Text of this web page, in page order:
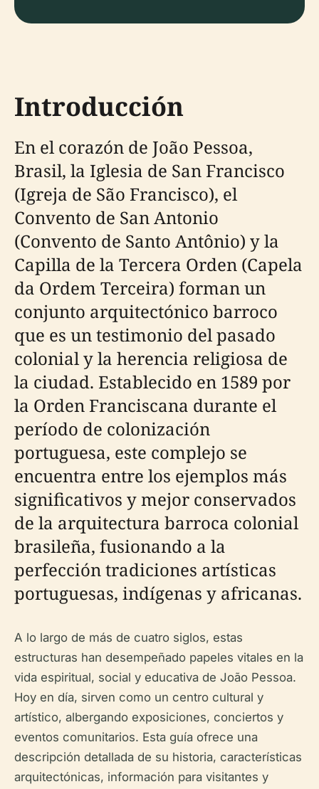
Introducción
En el corazón de João Pessoa,
Brasil, la Iglesia de San Francisco
(Igreja de São Francisco), el
Convento de San Antonio
(Convento de Santo Antônio) y la
Capilla de la Tercera Orden (Capela
da Ordem Terceira) forman un
conjunto arquitectónico barroco
que es un testimonio del pasado
colonial y la herencia religiosa de
la ciudad. Establecido en 1589 por
la Orden Franciscana durante el
período de colonización
portuguesa, este complejo se
encuentra entre los ejemplos más
significativos y mejor conservados
de la arquitectura barroca colonial
brasileña, fusionando a la
perfección tradiciones artísticas
portuguesas, indígenas y africanas.
A lo largo de más de cuatro siglos, estas
estructuras han desempeñado papeles vitales en la
vida espiritual, social y educativa de João Pessoa.
Hoy en día, sirven como un centro cultural y
artístico, albergando exposiciones, conciertos y
eventos comunitarios. Esta guía ofrece una
descripción detallada de su historia, características
arquitectónicas, información para visitantes y